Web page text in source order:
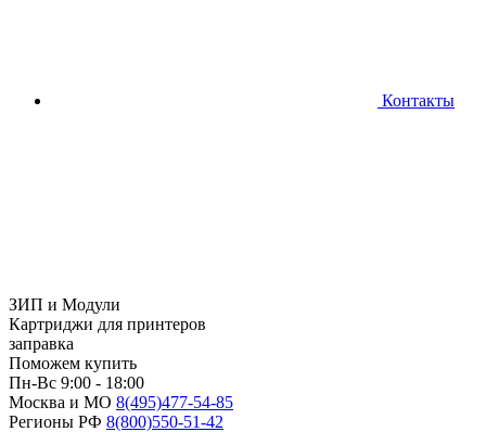
Контакты
ЗИП и Модули
Картриджи для принтеров
заправка
Поможем купить
Пн-Вс 9:00 - 18:00
Москва и МО 8(495)477-54-85
Регионы РФ 8(800)550-51-42